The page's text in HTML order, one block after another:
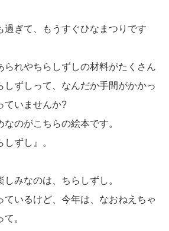
過ぎて、もうすぐひなまつりです
られやちらしずしの材料がたくさん
しずしって、なんだか手間がかかっ
いませんか?
のがこちらの絵本です。
しずし』。
みなのは、ちらしずし。
ているけど、今年は、なおねえちゃ
。